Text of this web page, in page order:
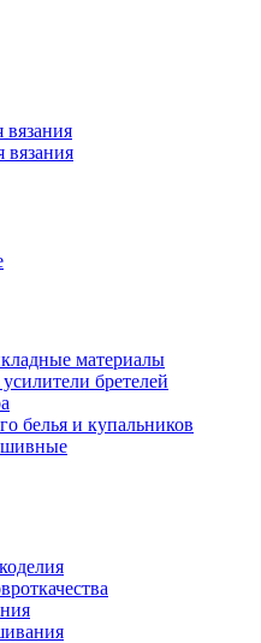
вязания
вязания
материалы
бретелей
белья и купальников